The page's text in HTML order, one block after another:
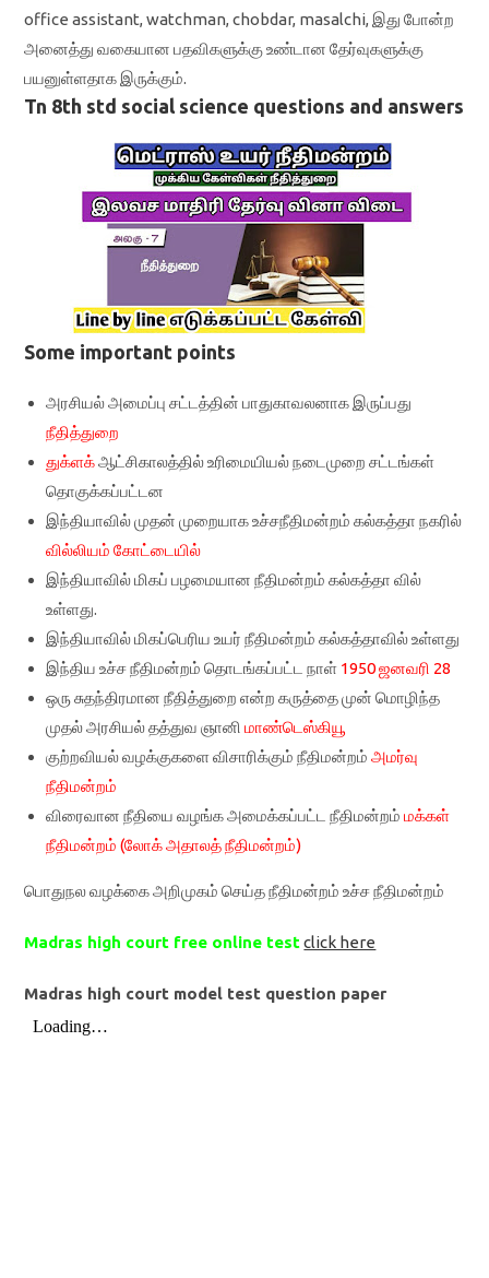
office assistant, watchman, chobdar, masalchi, இது போன்ற
அனைத்து வகையான பதவிகளுக்கு உண்டான தேர்வுகளுக்கு
பயனுள்ளதாக இருக்கும்.
Tn 8th std social science questions and answers
Some important points
அரசியல் அமைப்பு சட்டத்தின் பாதுகாவலனாக இருப்பது
நீதித்துறை
துக்ளக்ஆட்சிகாலத்தில் உரிமையியல் நடைமுறை சட்டங்கள்
தொகுக்கப்பட்டன
இந்தியாவில் முதன் முறையாக உச்சநீதிமன்றம் கல்கத்தா நகரில்
வில்லியம் கோட்டையில்
இந்தியாவில் மிகப் பழமையான நீதிமன்றம் கல்கத்தா வில்
உள்ளது.
இந்தியாவில் மிகப்பெரிய உயர் நீதிமன்றம் கல்கத்தாவில் உள்ளது
இந்திய உச்ச நீதிமன்றம் தொடங்கப்பட்ட நாள் 1950 ஜனவரி 28
ஒரு சுதந்திரமான நீதித்துறை என்ற கருத்தை முன் மொழிந்த
முதல் அரசியல் தத்துவ ஞானிமாண்டெஸ்கியூ
குற்றவியல் வழக்குகளை விசாரிக்கும் நீதிமன்றம்அமர்வு
நீதிமன்றம்
விரைவான நீதியை வழங்க அமைக்கப்பட்ட நீதிமன்றம்மக்கள்
நீதிமன்றம் (லோக் அதாலத் நீதிமன்றம்)
பொதுநல வழக்கை அறிமுகம் செய்த நீதிமன்றம்உச்ச நீதிமன்றம்
Madras high court free online test click here
Madras high court model test question paper